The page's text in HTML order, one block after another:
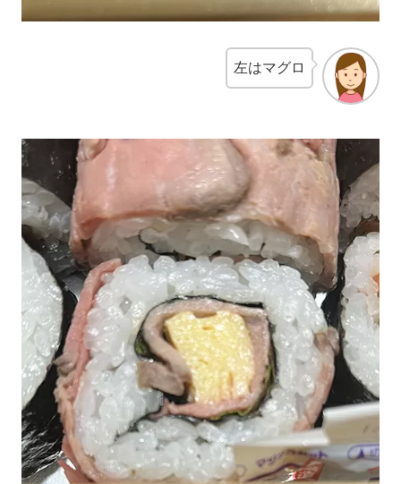
左はマグロ